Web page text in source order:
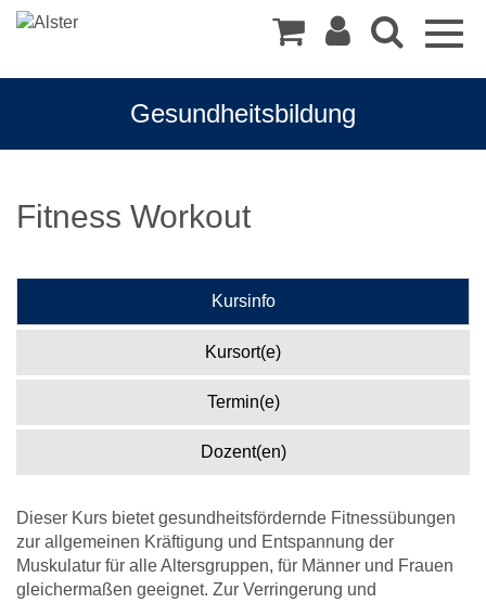
Gesundheitsbildung
Fitness Workout
Kursinfo
Kursort(e)
Termin(e)
Dozent(en)
Dieser Kurs bietet gesundheitsfördernde Fitnessübungen
zur allgemeinen Kräftigung und Entspannung der
Muskulatur für alle Altersgruppen, für Männer und Frauen
gleichermaßen geeignet. Zur Verringerung und